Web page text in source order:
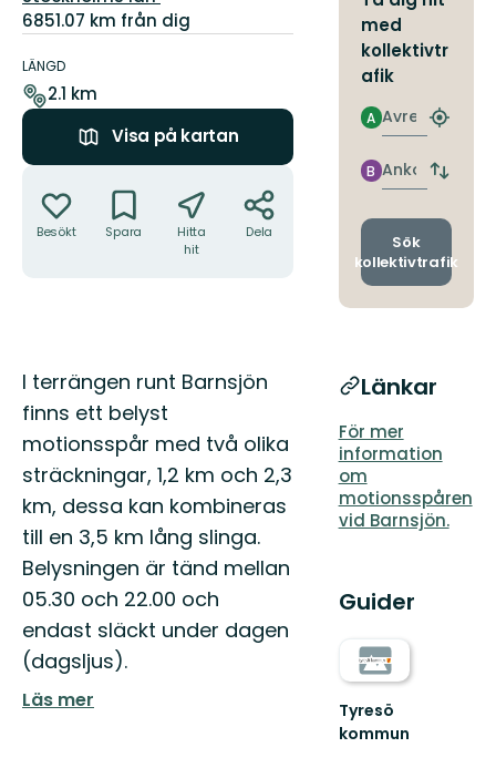
6851.07 km från dig
om
leden
LÄNGD
2.1 km
Visa på kartan
Besökt Spara
Hitta
hit
Dela
Beskrivning
I terrängen runt Barnsjön
finns ett belyst
motionsspår med två olika
sträckningar, 1,2 km och 2,3
km, dessa kan kombineras
till en 3,5 km lång slinga.
Belysningen är tänd mellan
05.30 och 22.00 och
endast släckt under dagen
(dagsljus).
Läs mer
med
kollektivtr
afik
Avresa
A
Hitta
Ankomst
B
Byt
och
Sök
kollektivtrafik
Länkar
För mer
information
om
motionsspåren
vid Barnsjön.
Guider
Tyresö
kommun